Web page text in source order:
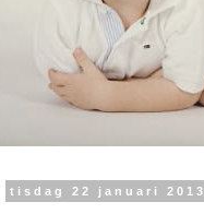
tisdag 22 januari 2013